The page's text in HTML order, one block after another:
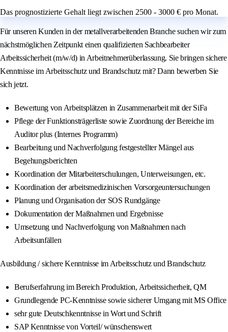
Das prognostizierte Gehalt liegt zwischen 2500 - 3000 € pro Monat.
Für unseren Kunden in der metallverarbeitenden Branche suchen wir zum
nächstmöglichen Zeitpunkt einen qualifizierten Sachbearbeiter
Arbeitssicherheit (m/w/d) in Arbeitnehmerüberlassung. Sie bringen sichere
Kenntnisse im Arbeitsschutz und Brandschutz mit? Dann bewerben Sie
sich jetzt.
Bewertung von Arbeitsplätzen in Zusammenarbeit mit der SiFa
Pflege der Funktionsträgerliste sowie Zuordnung der Bereiche im
Auditor plus (Internes Programm)
Bearbeitung und Nachverfolgung festgestellter Mängel aus
Begehungsberichten
Koordination der Mitarbeiterschulungen, Unterweisungen, etc.
Koordination der arbeitsmedizinischen Vorsorgeuntersuchungen
Planung und Organisation der SOS Rundgänge
Dokumentation der Maßnahmen und Ergebnisse
Umsetzung und Nachverfolgung von Maßnahmen nach
Arbeitsunfällen
Ausbildung / sichere Kenntnisse im Arbeitsschutz und Brandschutz
Berufserfahrung im Bereich Produktion, Arbeitssicherheit, QM
Grundlegende PC-Kenntnisse sowie sicherer Umgang mit MS Office
sehr gute Deutschkenntnisse in Wort und Schrift
SAP Kenntnisse von Vorteil/ wünschenswert